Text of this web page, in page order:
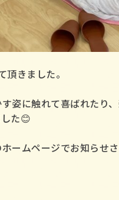
きました。
姿に触れて喜ばれたり
た😊
ームページでお知らせさ